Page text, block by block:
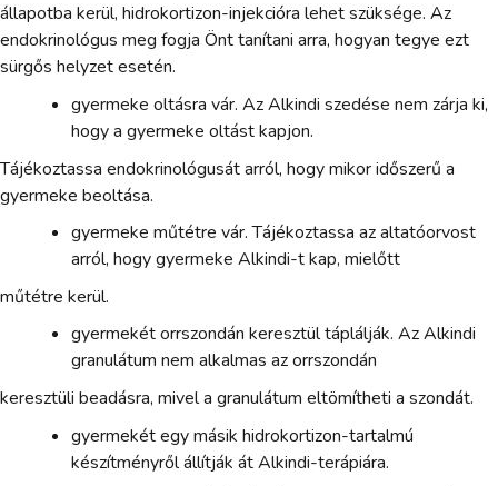
állapotba kerül, hidrokortizon-injekcióra lehet szüksége. Az
endokrinológus meg fogja Önt tanítani arra, hogyan tegye ezt
sürgős helyzet esetén.
gyermeke oltásra vár. Az Alkindi szedése nem zárja ki,
hogy a gyermeke oltást kapjon.
Tájékoztassa endokrinológusát arról, hogy mikor időszerű a
gyermeke beoltása.
gyermeke műtétre vár. Tájékoztassa az altatóorvost
arról, hogy gyermeke Alkindi-t kap, mielőtt
műtétre kerül.
gyermekét orrszondán keresztül táplálják. Az Alkindi
granulátum nem alkalmas az orrszondán
keresztüli beadásra, mivel a granulátum eltömítheti a szondát.
gyermekét egy másik hidrokortizon-tartalmú
készítményről állítják át Alkindi-terápiára.